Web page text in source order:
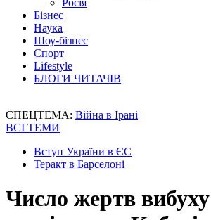
Росія
Бізнес
Наука
Шоу-бізнес
Спорт
Lifestyle
БЛОГИ ЧИТАЧІВ
СПЕЦТЕМА: Війна в Ірані
ВСІ ТЕМИ
Вступ України в ЄС
Теракт в Барселоні
Число жертв вибуху